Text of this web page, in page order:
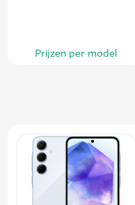
Prijzen per model